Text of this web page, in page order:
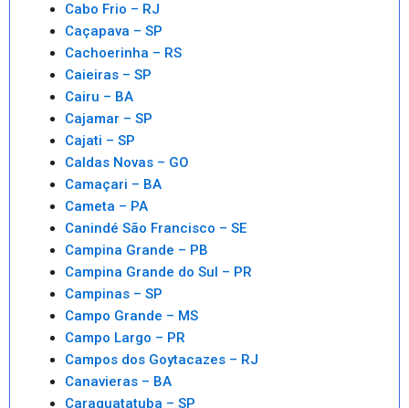
Cabo Frio – RJ
Caçapava – SP
Cachoerinha – RS
Caieiras – SP
Cairu – BA
Cajamar – SP
Cajati – SP
Caldas Novas – GO
Camaçari – BA
Cameta – PA
Canindé São Francisco – SE
Campina Grande – PB
Campina Grande do Sul – PR
Campinas – SP
Campo Grande – MS
Campo Largo – PR
Campos dos Goytacazes – RJ
Canavieras – BA
Caraguatatuba – SP